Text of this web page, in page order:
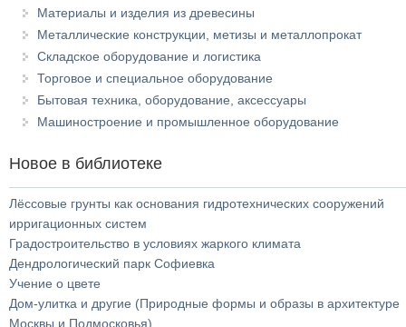
Материалы и изделия из древесины
Металлические конструкции, метизы и металлопрокат
Складское оборудование и логистика
Торговое и специальное оборудование
Бытовая техника, оборудование, аксессуары
Машиностроение и промышленное оборудование
Новое в библиотеке
Лёссовые грунты как основания гидротехнических сооружений
ирригационных систем
Градостроительство в условиях жаркого климата
Дендрологический парк Софиевка
Учение о цвете
Дом-улитка и другие (Природные формы и образы в архитектуре
Москвы и Подмосковья)